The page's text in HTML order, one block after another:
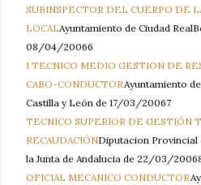
SUBINSPECTOR DEL CUERPO DE
LOCALAyuntamiento de Ciudad
08/04/20066
1 TECNICO MEDIO GESTION DE
CABO-CONDUCTOR Ayuntamiento
Castilla y León de 17/03/20067
TECNICO SUPERIOR DE GESTIÓN
RECAUDACIÓNDiputacion Provincial
la Junta de Andalucia de 22/03/
OFICIAL MECANICO CONDUCTOR